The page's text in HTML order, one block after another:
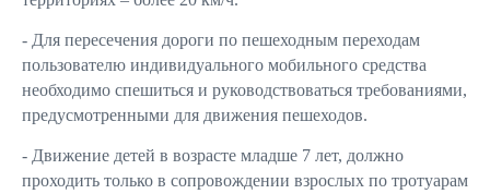
- Для пересечения дороги по пешеходным переходам
пользователю индивидуального мобильного средства
необходимо спешиться и руководствоваться требованиями,
предусмотренными для движения пешеходов.
- Движение детей в возрасте младше 7 лет, должно
проходить только в сопровождении взрослых по тротуарам